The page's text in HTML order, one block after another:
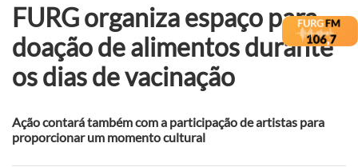
FURG organiza espaço para
doação de alimentos durante
os dias de vacinação
Ação contará também com a participação de artistas para
proporcionar um momento cultural